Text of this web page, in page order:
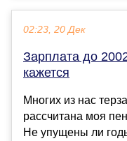
02:23, 20 Дек
Зарплата до
кажется
Многих из нас
рассчитана моя
Не упущены ли